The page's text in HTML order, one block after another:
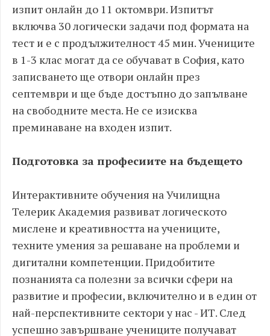
изпит онлайн до 11 октомври. Изпитът
включва 30 логически задачи под формата на
тест и е с продължителност 45 мин. Учениците
в 1-3 клас могат да се обучават в София, като
записването ще отвори онлайн през
септември и ще бъде достъпно до запълване
на свободните места. Не се изисква
преминаване на входен изпит.
Подготовка за професиите на бъдещето
Интерактивните обучения на Училищна
Телерик Академия развиват логическото
мислене и креативността на учениците,
техните умения за решаване на проблеми и
дигитални компетенции. Придобитите
познанията са полезни за всички сфери на
развитие и професии, включително и в един от
най-перспективните сектори у нас - ИТ. След
успешно завършване учениците получават